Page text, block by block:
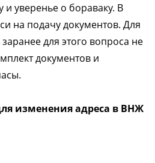
и уверенье о бораваку. В
на подачу документов. Для
для этого вопроса не
документов и
изменения адреса в ВНЖ